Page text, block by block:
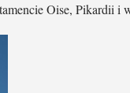
Oise, Pikardii i